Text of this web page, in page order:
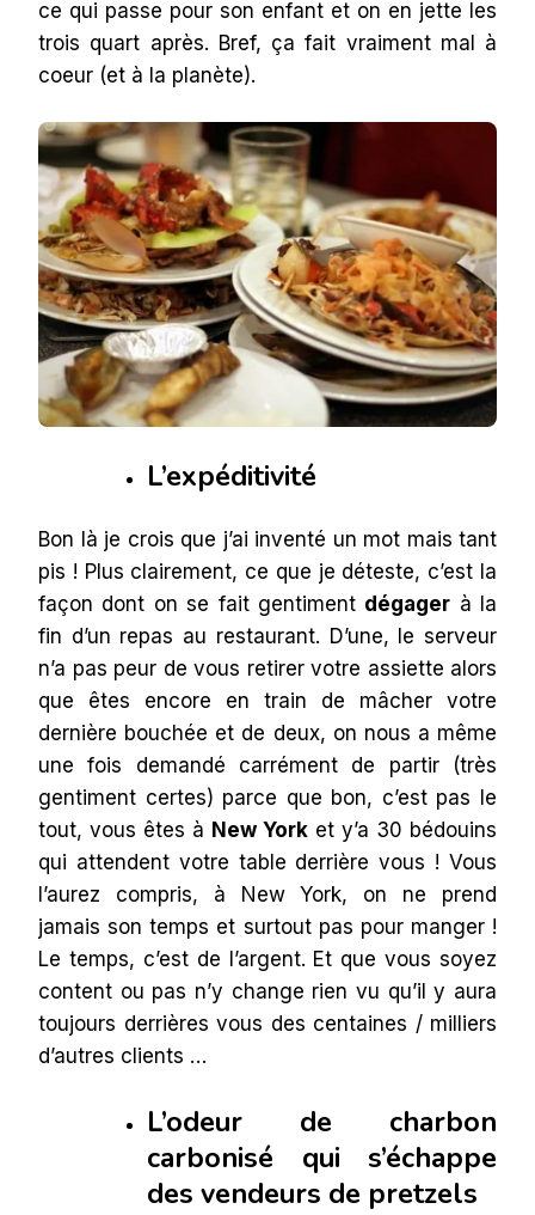
ce qui passe pour son enfant et on en jette les
trois quart après. Bref, ça fait vraiment mal à
coeur (et à la planète).
L’expéditivité
Bon là je crois que j’ai inventé un mot mais tant
pis ! Plus clairement, ce que je déteste, c’est la
façon dont on se fait gentiment dégager à la
fin d’un repas au restaurant. D’une, le serveur
n’a pas peur de vous retirer votre assiette alors
que êtes encore en train de mâcher votre
dernière bouchée et de deux, on nous a même
une fois demandé carrément de partir (très
gentiment certes) parce que bon, c’est pas le
tout, vous êtes à New York et y’a 30 bédouins
qui attendent votre table derrière vous ! Vous
l’aurez compris, à New York, on ne prend
jamais son temps et surtout pas pour manger !
Le temps, c’est de l’argent. Et que vous soyez
content ou pas n’y change rien vu qu’il y aura
toujours derrières vous des centaines / milliers
d’autres clients …
L’odeur de charbon
carbonisé qui s’échappe
des vendeurs de pretzels